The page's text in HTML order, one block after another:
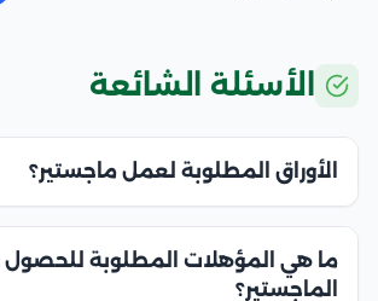
الأسئلة الشائعة
الأوراق المطلوبة لعمل ماجستير؟
ما هي المؤهلات المطلوبة للحصول
الماجستير؟